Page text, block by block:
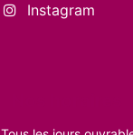
Instagram